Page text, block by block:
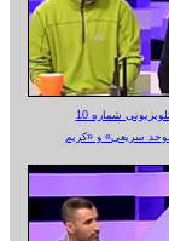
شماره 10